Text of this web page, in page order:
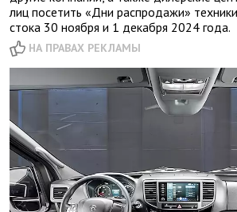
лиц посетить «Дни распродажи»
стока 30 ноября и 1 декабря 2024 года.
НА ПРАВАХ РЕКЛАМЫ